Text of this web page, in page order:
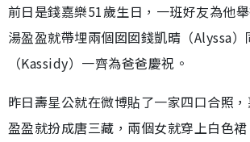
前日是錢嘉樂51歲生日，一班好友為他
湯盈盈就帶埋兩個囡囡錢凱晴（Alyssa）
（Kassidy）一齊為爸爸慶祝。
昨日壽星公就在微博貼了一家四口合照，
盈盈就扮成唐三藏，兩個女就穿上白色